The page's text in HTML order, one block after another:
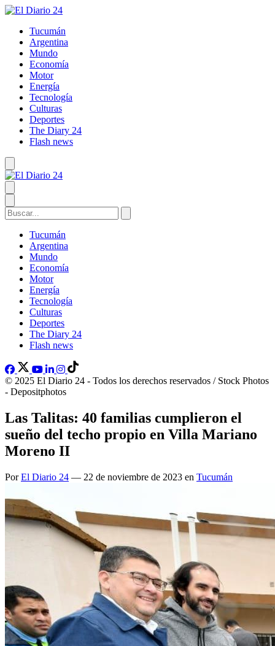
Tucumán
Argentina
Mundo
Economía
Motor
Energía
Tecnología
Culturas
Deportes
The Diary 24
Flash news
Tucumán
Argentina
Mundo
Economía
Motor
Energía
Tecnología
Culturas
Deportes
The Diary 24
Flash news
© 2025 El Diario 24 - Todos los derechos reservados / Stock Photos
- Depositphotos
Las Talitas: 40 familias cumplieron el
sueño del techo propio en Villa Mariano
Moreno II
PorEl Diario 24 — 22 de noviembre de 2023 en Tucumán